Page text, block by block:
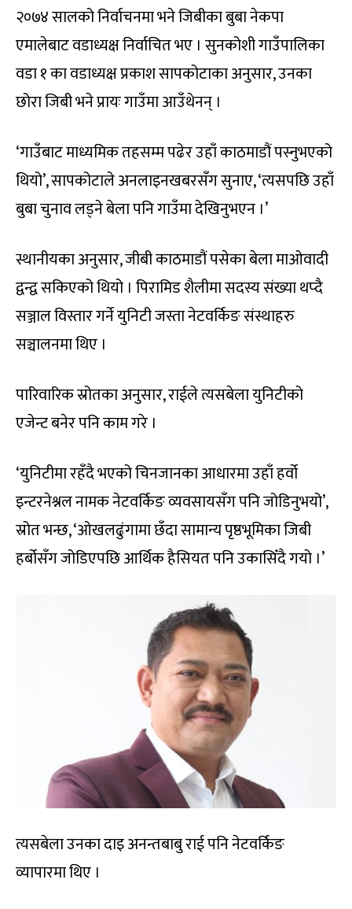
२०७४ सालको निर्वाचनमा भने जिबीका बुबा नेकपा
एमालेबाट वडाध्यक्ष निर्वाचित भए । सुनकोशी गाउँपालिका
वडा १ का वडाध्यक्ष प्रकाश सापकोटाका अनुसार, उनका
छोरा जिबी भने प्रायः गाउँमा आउँथेनन् ।
‘गाउँबाट माध्यमिक तहसम्म पढेर उहाँ काठमाडौं पस्नुभएको
थियो’, सापकोटाले अनलाइनखबरसँग सुनाए, ‘त्यसपछि उहाँ
बुबा चुनाव लड्ने बेला पनि गाउँमा देखिनुभएन ।’
स्थानीयका अनुसार, जीबी काठमाडौं पसेका बेला माओवादी
द्वन्द्व सकिएको थियो । पिरामिड शैलीमा सदस्य संख्या थप्दै
सञ्जाल विस्तार गर्ने युनिटी जस्ता नेटवर्किङ संस्थाहरु
सञ्चालनमा थिए ।
पारिवारिक स्रोतका अनुसार, राईले त्यसबेला युनिटीको
एजेन्ट बनेर पनि काम गरे ।
‘युनिटीमा रहँदै भएको चिनजानका आधारमा उहाँ हर्वो
इन्टरनेश्नल नामक नेटवर्किङ व्यवसायसँग पनि जोडिनुभयो’,
स्रोत भन्छ, ‘ओखलढुंगामा छँदा सामान्य पृष्ठभूमिका जिबी
हर्बोसँग जोडिएपछि आर्थिक हैसियत पनि उकासिँदै गयो ।’
त्यसबेला उनका दाइ अनन्तबाबु राई पनि नेटवर्किङ
व्यापारमा थिए ।